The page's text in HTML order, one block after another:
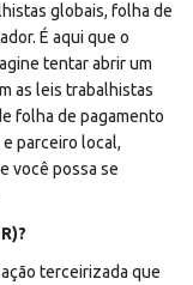
globais, folha de
É aqui que o
tentar abrir um
as leis trabalhistas
folha de pagamento
parceiro local,
você possa se
terceirizada que